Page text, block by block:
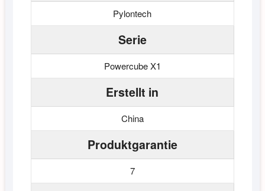
Pylontech
Serie
Powercube X1
Erstellt in
China
Produktgarantie
7